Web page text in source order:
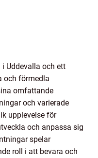
Uddevalla och ett
och förmedla
omfattande
och varierade
upplevelse för
och anpassa sig
spelar
roll i att bevara och